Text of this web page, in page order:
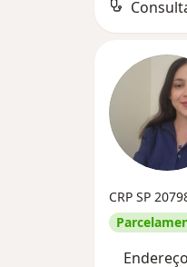
CRP SP
Endereço